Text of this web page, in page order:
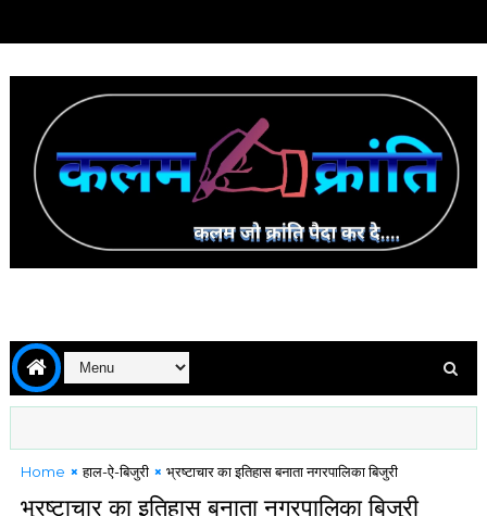
Home हाल-ऐ-बिजुरी भ्रष्टाचार का इतिहास बनाता नगरपालिका बिजुरी
भ्रष्टाचार का इतिहास बनाता नगरपालिका बिजुरी